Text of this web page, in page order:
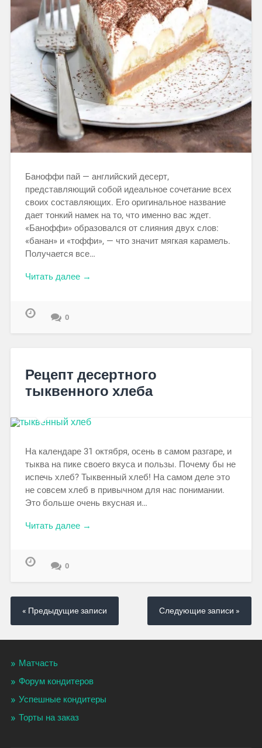
Баноффи пай — английский десерт,
представляющий собой идеальное сочетание всех
своих составляющих. Его оригинальное название
дает тонкий намек на то, что именно вас ждет.
«Баноффи» образовался от слияния двух слов:
«банан» и «тоффи», — что значит мягкая карамель.
Получается все…
Читать далее →
0
Рецепт десертного
тыквенного хлеба
На календаре 31 октября, осень в самом разгаре, и
тыква на пике своего вкуса и пользы. Почему бы не
испечь хлеб? Тыквенный хлеб! На самом деле это
не совсем хлеб в привычном для нас понимании.
Это больше очень вкусная и…
Читать далее →
0
« Предыдущие записи Следующие записи »
Матчасть
Форум кондитеров
Успешные кондитеры
Торты на заказ